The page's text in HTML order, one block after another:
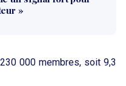
»
000 membres, soit 9,3